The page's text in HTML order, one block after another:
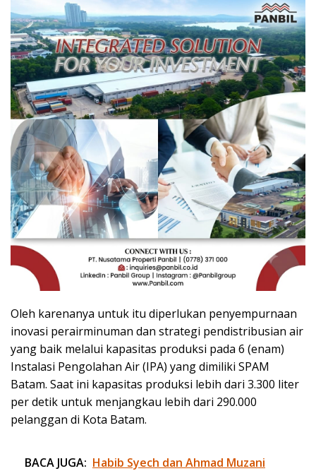
Oleh karenanya untuk itu diperlukan penyempurnaan
inovasi perairminuman dan strategi pendistribusian air
yang baik melalui kapasitas produksi pada 6 (enam)
Instalasi Pengolahan Air (IPA) yang dimiliki SPAM
Batam. Saat ini kapasitas produksi lebih dari 3.300 liter
per detik untuk menjangkau lebih dari 290.000
pelanggan di Kota Batam.
BACA JUGA: Habib Syech dan Ahmad Muzani